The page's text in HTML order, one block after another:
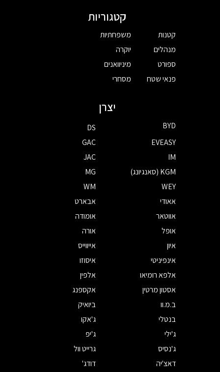
קטגוריות
קטנות
מנהלים
ספורט
פנאי שטח
משפחתיות
יוקרה
מיניוואנים
מסחרי
יצרן
BYD
DS
EVEASY
GAC
IM
JAC
KGM (סאנגיונג)
MG
WEY
WM
אאודי
אבארט
אווטאר
אומודה
אופל
אורה
איון
אייווייס
אינפיניטי
איסוזו
אלפא רומיאו
אלפין
אסטון מרטין
אקספנג
ב.מ.וו
ביואיק
בנטלי
ג'אקו
ג'ילי
ג'יפ
ג'נסיס
גרייט וול
דאצ'יה
דודג'